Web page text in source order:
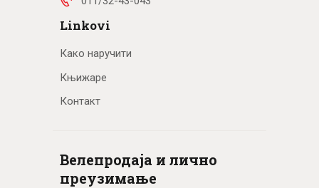
Linkovi
Како наручити
Књижаре
Контакт
Велепродаја и лично
преузимање